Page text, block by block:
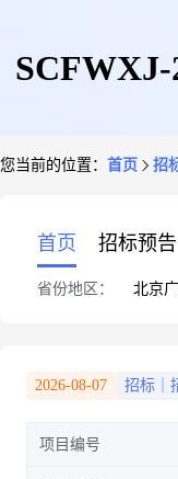
SCFWXJ-
您当前的位置： 首页 招
首页 招标预告
省份地区： 北京
2026-08-07 招标｜
项目编号